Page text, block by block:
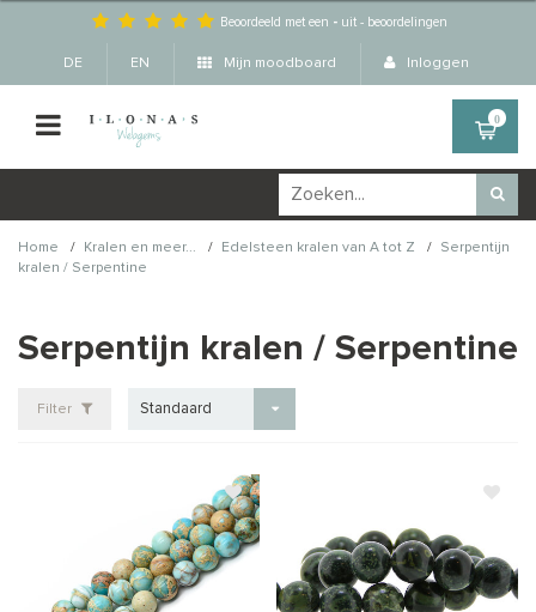
Beoordeeld met een - uit -beoordelingen
DE EN Mijn moodboard Inloggen
0
Home / Kralen en meer... / Edelsteen kralen van A tot Z /
Serpentijn
kralen / Serpentine
Serpentijn kralen / Serpentine
Filter Standaard